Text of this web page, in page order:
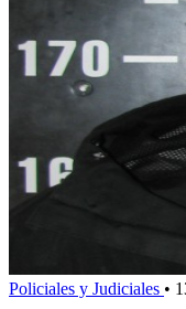
Policiales y Judiciales •